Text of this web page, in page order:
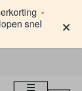
•
snel
×